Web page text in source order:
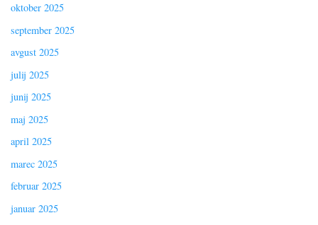
oktober 2025
september 2025
avgust 2025
julij 2025
junij 2025
maj 2025
april 2025
marec 2025
februar 2025
januar 2025